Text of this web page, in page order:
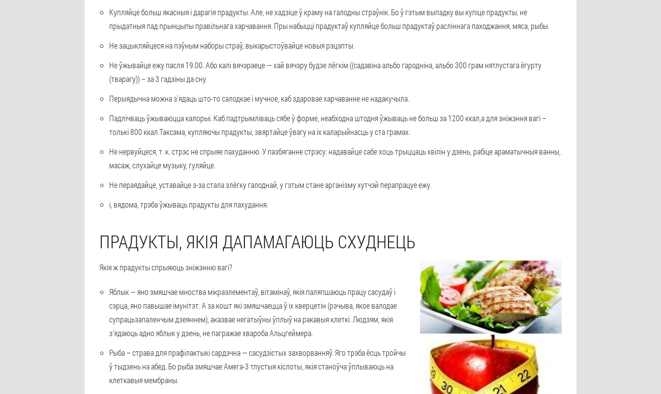
Купляйце больш якасныя і дарагія прадукты. Але, не хадзіце ў краму на галодны страўнік. Бо ў гэтым выпадку вы купіце прадукты, не
прыдатныя пад прынцыпы правільнага харчавання. Пры набыцці прадуктаў купляйце больш прадуктаў расліннага паходжання, мяса, рыбы.
Не зацыкляйцеся на пэўным наборы страў, выкарыстоўвайце новыя рэцэпты.
Не ўжывайце ежу пасля 19.00. Або калі вячэраеце — хай вячэру будзе лёгкім ((садавіна альбо гародніна, альбо 300 грам нятлустага ёгурту
(тварагу)) – за 3 гадзіны да сну.
Перыядычна можна з'ядаць што-то салодкае і мучное, каб здаровае харчаванне не надакучыла.
Падлічваць ўжываюцца калорыі. Каб падтрымліваць сябе ў форме, неабходна штодня ўжываць не больш за 1200 ккал,а для зніжэння вагі –
толькі 800 ккал.Таксама, купляючы прадукты, звяртайце ўвагу на іх каларыйнасць у ста грамах.
Не нервуйцеся, т. к. стрэс не спрыяе пахуданню. У пазбяганне стрэсу: надавайце сабе хоць трыццаць хвілін у дзень, рабіце араматычныя ванны,
масаж, слухайце музыку, гуляйце.
Не пераядайце, уставайце з-за стала злёгку галоднай, у гэтым стане арганізму хутчэй перапрацуе ежу.
і, вядома, трэба ўжываць прадукты для пахудання.
ПРАДУКТЫ, ЯКІЯ ДАПАМАГАЮЦЬ СХУДНЕЦЬ
Якія ж прадукты спрыяюць зніжэнню вагі?
Яблык — яно змяшчае мноства мікраэлементаў, вітамінаў, якія паляпшаюць працу сасудаў і
сэрца, яно павышае імунітэт. А за кошт які змяшчаецца ў іх кверцетін (рэчыва, якое валодае
супрацьзапаленчым дзеяннем), аказвае негатыўны ўплыў на ракавыя клеткі. Людзям, якія
з'ядаюць адно яблык у дзень, не пагражае хвароба Альцгеймера.
Рыба – страва для прафілактыкі сардэчна — сасудзістых захворванняў. Яго трэба ёсць тройчы
ў тыдзень на абед. Бо рыба змяшчае Амега-3 тлустыя кіслоты, якія станоўча ўплываюць на
клеткавыя мембраны.